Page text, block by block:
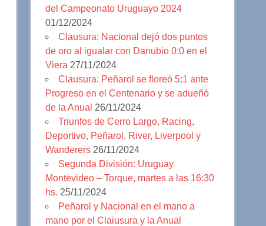
del Campeonato Uruguayo 2024
01/12/2024
Clausura: Nacional dejó dos puntos
de oro al igualar con Danubio 0:0 en el
Viera 27/11/2024
Clausura: Peñarol se floreó 5:1 ante
Progreso en el Centenario y se adueñó
de la Anual 26/11/2024
Triunfos de Cerro Largo, Racing,
Deportivo, Peñarol, River, Liverpool y
Wanderers 26/11/2024
Segunda División: Uruguay
Montevideo – Torque, martes a las 16:30
hs. 25/11/2024
Peñarol y Nacional en el mano a
mano por el Claiusura y la Anual